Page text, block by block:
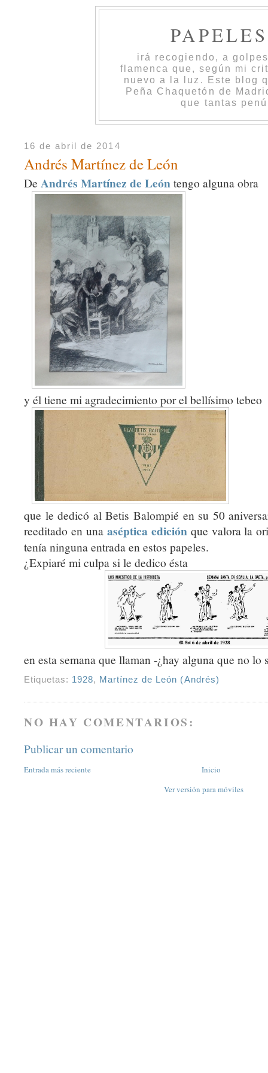
irá recogiendo, a
flamenca que, según mi
nuevo a la luz. Este blog
Peña Chaquetón de
que tantas
16 de abril de 2014
Andrés Martínez de León
De Andrés Martínez de Leóntengo alguna obra
y él tiene mi agradecimiento por el bellísimo tebeo
que le dedicó al Betis Balompié en su 50
reeditado en una aséptica ediciónque valora la
tenía ninguna entrada en estos papeles.
¿Expiaré mi culpa si le dedico ésta
en esta semana que llaman -¿hay alguna que no lo
Etiquetas: 1928, Martínez de León (Andrés)
NO HAY COMENTARIOS:
Publicar un comentario
Entrada más reciente
Inicio
Ver versión para móviles